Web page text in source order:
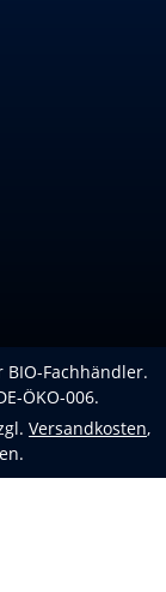
Fachhändler.
ÖKO-006.
Versandkosten,